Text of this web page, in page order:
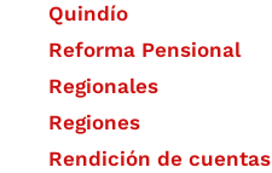
Quindío
Reforma Pensional
Regionales
Regiones
Rendición de cuentas